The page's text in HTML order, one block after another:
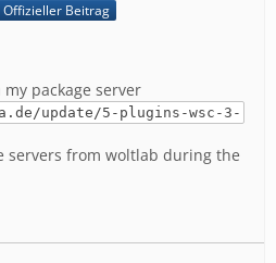
Offizieller Beitrag
package server
update/5-plugins-wsc-3-
servers from woltlab during the